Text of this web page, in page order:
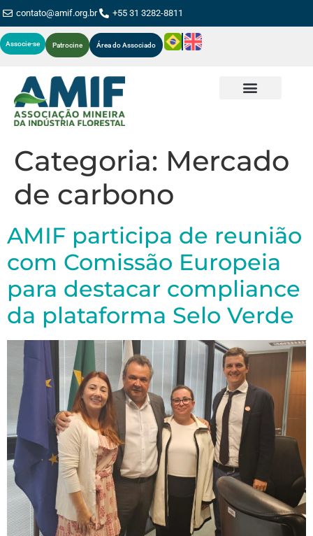
contato@amif.org.br +55 31 3282-8811
Associe-se Patrocine Área do Associado
Categoria: Mercado
de carbono
AMIF participa de reunião
com Comissão Europeia
para destacar compliance
da plataforma Selo Verde